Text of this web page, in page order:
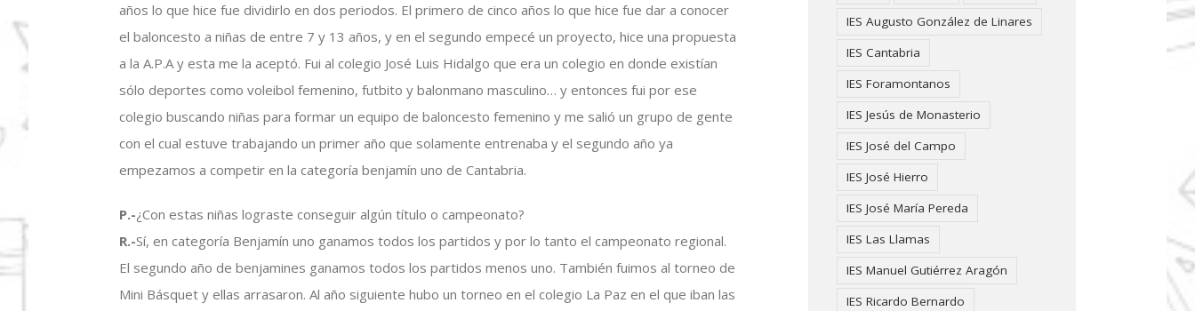
años lo que hice fue dividirlo en dos periodos. El primero de cinco años lo que hice fue dar a conocer
el baloncesto a niñas de entre 7 y 13 años, y en el segundo empecé un proyecto, hice una propuesta
a la A.P.A y esta me la aceptó. Fui al colegio José Luis Hidalgo que era un colegio en donde existían
sólo deportes como voleibol femenino, futbito y balonmano masculino… y entonces fui por ese
colegio buscando niñas para formar un equipo de baloncesto femenino y me salió un grupo de gente
con el cual estuve trabajando un primer año que solamente entrenaba y el segundo año ya
empezamos a competir en la categoría benjamín uno de Cantabria.
P.-¿Con estas niñas lograste conseguir algún título o campeonato?
R.-Sí, en categoría Benjamín uno ganamos todos los partidos y por lo tanto el campeonato regional.
El segundo año de benjamines ganamos todos los partidos menos uno. También fuimos al torneo de
Mini Básquet y ellas arrasaron. Al año siguiente hubo un torneo en el colegio La Paz en el que iban las
IES Augusto González de Linares
IES Cantabria
IES Foramontanos
IES Jesús de Monasterio
IES José del Campo
IES José Hierro
IES José María Pereda
IES Las Llamas
IES Manuel Gutiérrez Aragón
IES Ricardo Bernardo